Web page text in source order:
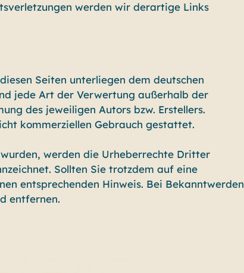
werden wir derartige Links
Seiten unterliegen dem deutschen
jede Art der Verwertung außerhalb der
des jeweiligen Autors bzw. Erstellers.
kommerziellen Gebrauch gestattet.
werden die Urheberrechte Dritter
Sollten Sie trotzdem auf eine
entsprechenden Hinweis. Bei Bekanntwerden
entfernen.